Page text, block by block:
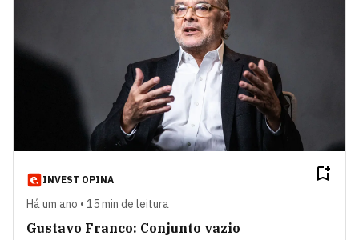
INVEST OPINA
Há um ano • 15 min de leitura
Gustavo Franco: Conjunto vazio